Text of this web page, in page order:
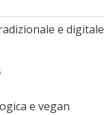
e digitale
e vegan